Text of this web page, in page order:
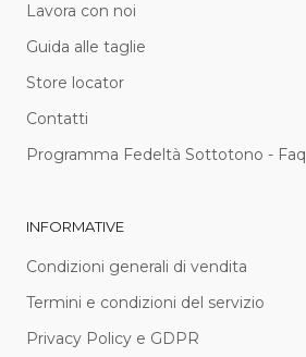
Lavora con noi
Guida alle taglie
Store locator
Contatti
Programma Fedeltà Sottotono - Faq
INFORMATIVE
Condizioni generali di vendita
Termini e condizioni del servizio
Privacy Policy e GDPR